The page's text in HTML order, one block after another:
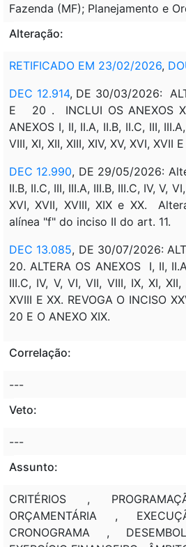
Fazenda (MF); Planejamento e
Alteração:
RETIFICADO EM 23/02/2026,
DEC 12.914, DE 30/03/2026:
E 20 . INCLUI OS ANEXOS
ANEXOS I, II, II.A, II.B, II.C, III,
VIII, XI, XII, XIII, XIV, XV, XVI, XVII
DEC 12.990, DE 29/05/2026:
II.B, II.C, III, III.A, III.B, III.C, IV, V,
XVI, XVII, XVIII, XIX e XX.
alínea "f" do inciso II do art. 11.
DEC 13.085, DE 30/07/2026:
20. ALTERA OS ANEXOS I, II,
III.C, IV, V, VI, VII, VIII, IX, XI, XII,
XVIII E XX. REVOGA O INCISO
20 E O ANEXO XIX.
Correlação:
---
Veto:
---
Assunto:
CRITÉRIOS ,
ORÇAMENTÁRIA ,
CRONOGRAMA ,